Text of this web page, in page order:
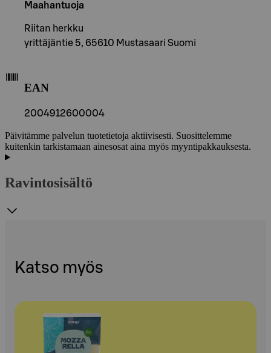
Maahantuoja
Riitan herkku
yrittäjäntie 5, 65610 Mustasaari Suomi
EAN
2004912600004
Päivitämme palvelun tuotetietoja aktiivisesti. Suosittelemme
kuitenkin tarkistamaan ainesosat aina myös myyntipakkauksesta.
Ravintosisältö
Katso myös